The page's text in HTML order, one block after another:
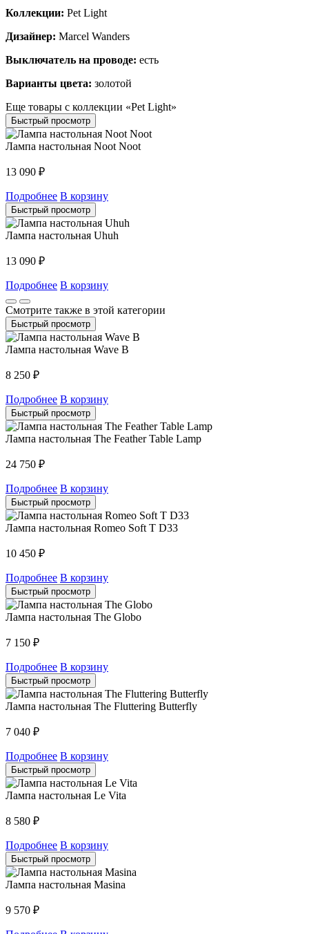
Коллекции: Pet Light
Дизайнер: Marcel Wanders
Выключатель на проводе: есть
Варианты цвета: золотой
Еще товары с коллекции «Pet Light»
Быстрый просмотр
Лампа настольная Noot Noot
13 090 ₽
Подробнее В корзину
Быстрый просмотр
Лампа настольная Uhuh
13 090 ₽
Подробнее В корзину
Смотрите также в этой категории
Быстрый просмотр
Лампа настольная Wave B
8 250 ₽
Подробнее В корзину
Быстрый просмотр
Лампа настольная The Feather Table Lamp
24 750 ₽
Подробнее В корзину
Быстрый просмотр
Лампа настольная Romeo Soft T D33
10 450 ₽
Подробнее В корзину
Быстрый просмотр
Лампа настольная The Globo
7 150 ₽
Подробнее В корзину
Быстрый просмотр
Лампа настольная The Fluttering Butterfly
7 040 ₽
Подробнее В корзину
Быстрый просмотр
Лампа настольная Le Vita
8 580 ₽
Подробнее В корзину
Быстрый просмотр
Лампа настольная Masina
9 570 ₽